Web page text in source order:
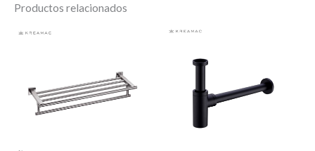
Productos relacionados